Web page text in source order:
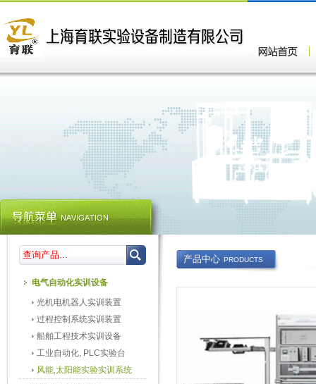
产品中心 PRODUCTS
电气自动化实训设备
光机电机器人实训装置
过程控制系统实训装置
船舶工程技术实训设备
工业自动化, PLC实验台
风能,太阳能实验实训系统